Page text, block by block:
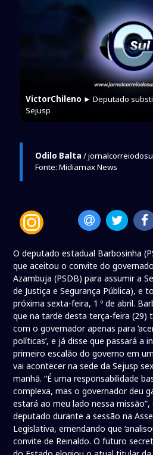
VictorChileno ► Deputado
Sejusp
Odilo Balta /
Fonte: Midiamax News
O deputado estadual Barbosinha
que aceitou o convite do
Azambuja (PSDB) para assumir a
de Justiça e Segurança Pública), e
próxima sexta-feira, 1 º de abril.
que na tarde desta terça-feira (29)
com o governador apenas para
políticas’, e já disse que passará a
primeiro escalão do governo em
vai acontecer na sede da Sejusp
manhã. “É uma responsabilidade
complexa, mas o governador deu
estará ao meu lado nessa missão”,
deputado durante a sessão na
Legislativa, emendando que
convite de Reinaldo. O futuro